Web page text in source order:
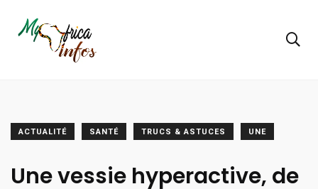
ACTUALITÉ SANTÉ TRUCS & ASTUCES UNE
Une vessie hyperactive, de